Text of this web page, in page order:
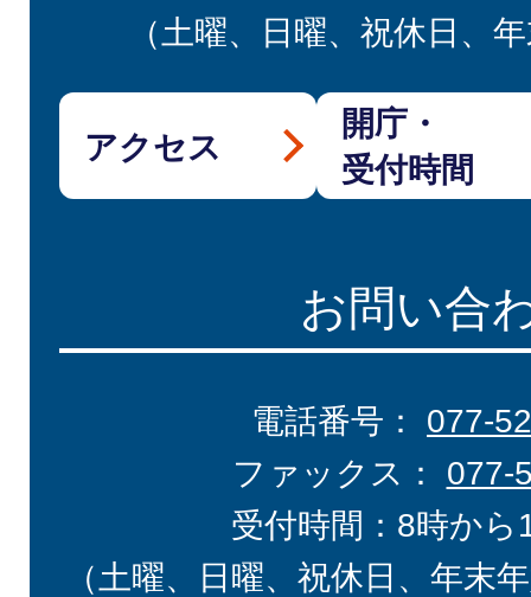
（土曜、日曜、祝休日、
アクセス
開庁・
受付時間
お問い合
電話番号： 077-
ファックス： 077-
受付時間：8時から
（土曜、日曜、祝休日、年末